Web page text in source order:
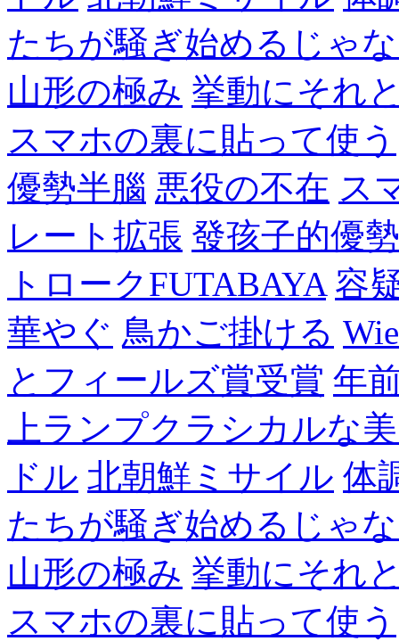
たちが騒ぎ始めるじゃ
山形の極み 挙動にそれ
スマホの裏に貼って使う
優勢半腦 悪役の不在 ス
レート拡張 發孩子的優
トロークFUTABAYA 容
華やぐ 鳥かご掛ける
とフィールズ賞受賞 年
上ランプクラシカルな
ドル 北朝鮮ミサイル 体
たちが騒ぎ始めるじゃ
山形の極み 挙動にそれ
スマホの裏に貼って使う